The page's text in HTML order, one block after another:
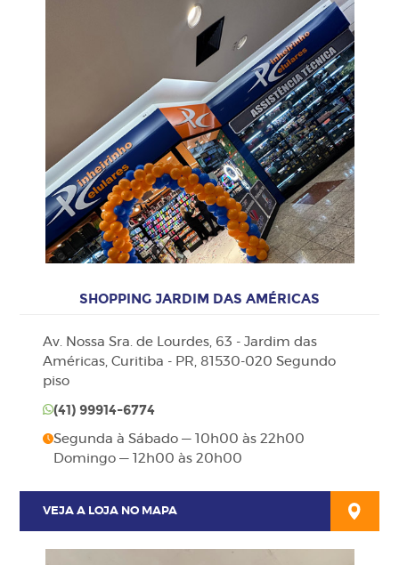
SHOPPING JARDIM DAS AMÉRICAS
Av. Nossa Sra. de Lourdes, 63 - Jardim das
Américas, Curitiba - PR, 81530-020 Segundo
piso
(41)99914-6774
Segunda à Sábado — 10h00 às 22h00
Domingo — 12h00 às 20h00
VEJA A LOJA NO MAPA